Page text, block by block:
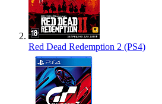
Red Dead Redemption 2 (PS4)